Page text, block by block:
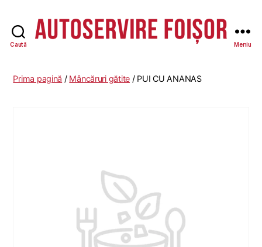
Caută
-
Meniu
Prima pagină / Mâncăruri gătite / PUI CU ANANAS